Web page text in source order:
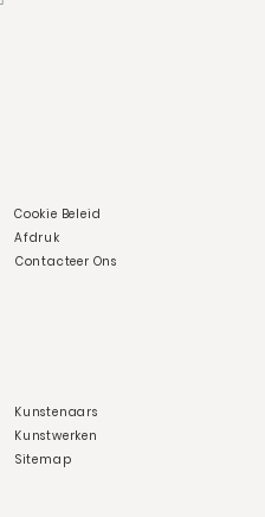
Cookie Beleid
Afdruk
Contacteer Ons
Kunstenaars
Kunstwerken
Sitemap